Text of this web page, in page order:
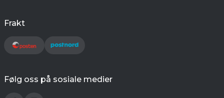
Frakt
Følg oss på sosiale medier